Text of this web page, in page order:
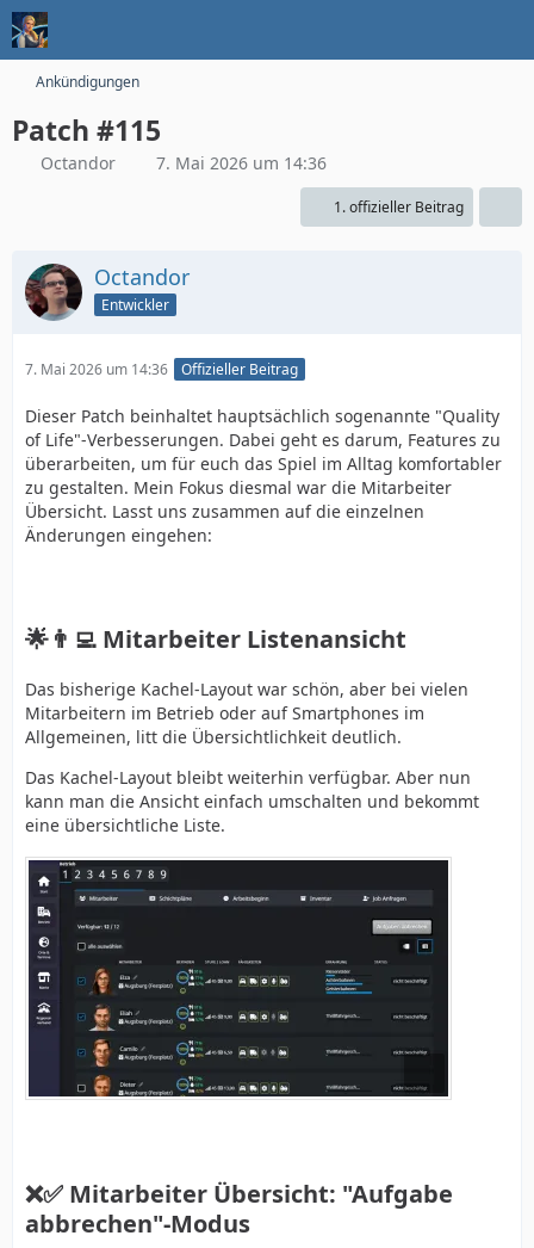
Ankündigungen
Patch #115
Octandor 7. Mai 2026 um 14:36
1. offizieller Beitrag
Octandor
Entwickler
7. Mai 2026 um 14:36 Offizieller Beitrag
Dieser Patch beinhaltet hauptsächlich sogenannte "Quality
of Life"-Verbesserungen. Dabei geht es darum, Features zu
überarbeiten, um für euch das Spiel im Alltag komfortabler
zu gestalten. Mein Fokus diesmal war die Mitarbeiter
Übersicht. Lasst uns zusammen auf die einzelnen
Änderungen eingehen:
🌟👨‍💻 Mitarbeiter Listenansicht
Das bisherige Kachel-Layout war schön, aber bei vielen
Mitarbeitern im Betrieb oder auf Smartphones im
Allgemeinen, litt die Übersichtlichkeit deutlich.
Das Kachel-Layout bleibt weiterhin verfügbar. Aber nun
kann man die Ansicht einfach umschalten und bekommt
eine übersichtliche Liste.
❌✅ Mitarbeiter Übersicht: "Aufgabe
abbrechen"-Modus